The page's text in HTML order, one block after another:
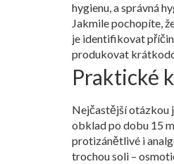
hygienu, a správná
Jakmile pochopíte,
je identifikovat
produkovat
Praktické
Nejčastější otázkou
obklad po dobu 15
protizánětlivé i
trochou soli –